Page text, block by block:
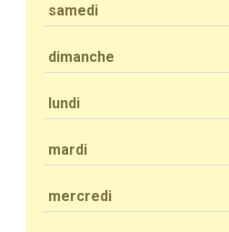
samedi
dimanche
lundi
mardi
mercredi